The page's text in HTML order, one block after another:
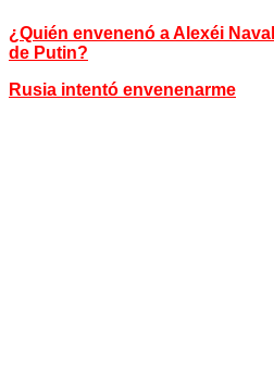
¿Quién envenenó a Alexéi
de Putin?
Rusia intentó envenenarme